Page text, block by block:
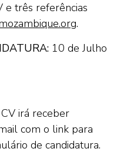
e três referências
.
10 de Julho
irá receber
com o link para
de candidatura.